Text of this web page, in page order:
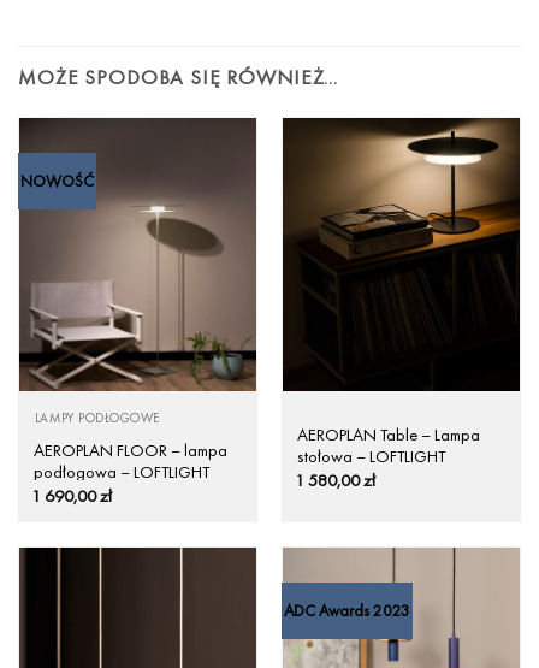
MOŻE SPODOBA SIĘ RÓWNIEŻ…
NOWOŚĆ
LAMPY PODŁOGOWE
AEROPLAN FLOOR – lampa
podłogowa – LOFTLIGHT
1 690,00zł
AEROPLAN Table – Lampa
stołowa – LOFTLIGHT
1 580,00zł
ADC Awards 2023